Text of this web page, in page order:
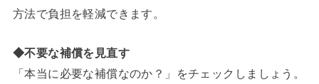
方法で負担を軽減できます。
◆不要な補償を見直す
「本当に必要な補償なのか？」をチェックしましょう。